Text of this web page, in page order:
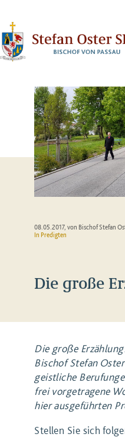
08.05.2017, von Bischof Stefan
In Predigten
Die große
Die große
Bischof Stefan
geistliche
frei vorgetragene
hier ausgeführten
Stellen Sie sich